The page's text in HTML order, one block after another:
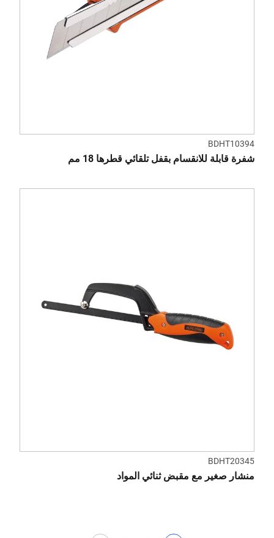
BDHT10394
شفرة قابلة للانقسام بقفل تلقائي قطرها 18 مم
BDHT20345
منشار صغير مع مقبض ثنائي المواد